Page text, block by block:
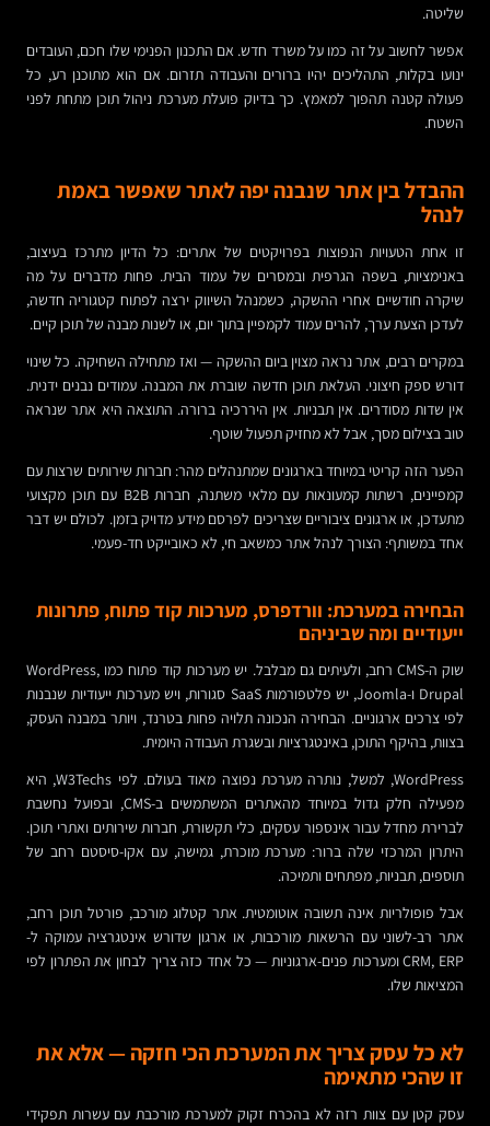
שליטה.
אפשר לחשוב על זה כמו על משרד חדש. אם התכנון הפנימי שלו חכם, העובדים
ינועו בקלות, התהליכים יהיו ברורים והעבודה תזרום. אם הוא מתוכנן רע, כל
פעולה קטנה תהפוך למאמץ. כך בדיוק פועלת מערכת ניהול תוכן מתחת לפני
השטח.
ההבדל בין אתר שנבנה יפה לאתר שאפשר באמת
לנהל
זו אחת הטעויות הנפוצות בפרויקטים של אתרים: כל הדיון מתרכז בעיצוב,
באנימציות, בשפה הגרפית ובמסרים של עמוד הבית. פחות מדברים על מה
שיקרה חודשיים אחרי ההשקה, כשמנהל השיווק ירצה לפתוח קטגוריה חדשה,
לעדכן הצעת ערך, להרים עמוד לקמפיין בתוך יום, או לשנות מבנה של תוכן קיים.
במקרים רבים, אתר נראה מצוין ביום ההשקה — ואז מתחילה השחיקה. כל שינוי
דורש ספק חיצוני. העלאת תוכן חדשה שוברת את המבנה. עמודים נבנים ידנית.
אין שדות מסודרים. אין תבניות. אין היררכיה ברורה. התוצאה היא אתר שנראה
טוב בצילום מסך, אבל לא מחזיק תפעול שוטף.
הפער הזה קריטי במיוחד בארגונים שמתנהלים מהר: חברות שירותים שרצות עם
קמפיינים, רשתות קמעונאות עם מלאי משתנה, חברות B2B עם תוכן מקצועי
מתעדכן, או ארגונים ציבוריים שצריכים לפרסם מידע מדויק בזמן. לכולם יש דבר
אחד במשותף: הצורך לנהל אתר כמשאב חי, לא כאובייקט חד-פעמי.
הבחירה במערכת: וורדפרס, מערכות קוד פתוח, פתרונות
ייעודיים ומה שביניהם
שוק ה-CMS רחב, ולעיתים גם מבלבל. יש מערכות קוד פתוח כמו WordPress,
Drupal ו-Joomla, יש פלטפורמות SaaS סגורות, ויש מערכות ייעודיות שנבנות
לפי צרכים ארגוניים. הבחירה הנכונה תלויה פחות בטרנד, ויותר במבנה העסק,
בצוות, בהיקף התוכן, באינטגרציות ובשגרת העבודה היומית.
WordPress, למשל, נותרה מערכת נפוצה מאוד בעולם. לפי W3Techs, היא
מפעילה חלק גדול במיוחד מהאתרים המשתמשים ב-CMS, ובפועל נחשבת
לברירת מחדל עבור אינספור עסקים, כלי תקשורת, חברות שירותים ואתרי תוכן.
היתרון המרכזי שלה ברור: מערכת מוכרת, גמישה, עם אקו-סיסטם רחב של
תוספים, תבניות, מפתחים ותמיכה.
אבל פופולריות אינה תשובה אוטומטית. אתר קטלוג מורכב, פורטל תוכן רחב,
אתר רב-לשוני עם הרשאות מורכבות, או ארגון שדורש אינטגרציה עמוקה ל-
CRM, ERP ומערכות פנים-ארגוניות — כל אחד כזה צריך לבחון את הפתרון לפי
המציאות שלו.
לא כל עסק צריך את המערכת הכי חזקה — אלא את
זו שהכי מתאימה
עסק קטן עם צוות רזה לא בהכרח זקוק למערכת מורכבת עם עשרות תפקידי